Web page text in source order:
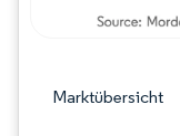
Marktübersicht